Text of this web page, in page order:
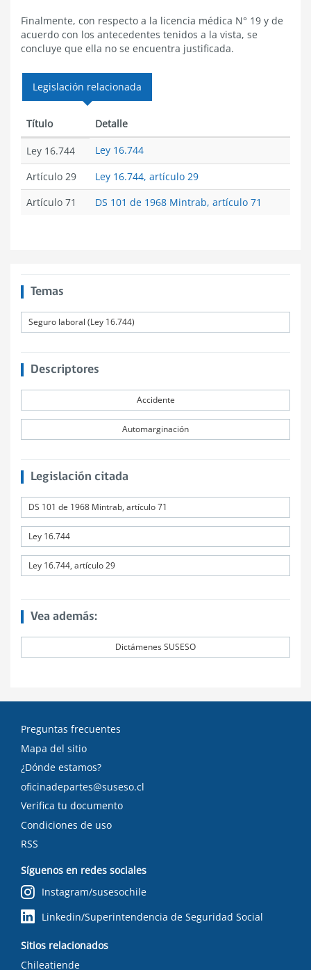
Finalmente, con respecto a la licencia médica N° 19 y de
acuerdo con los antecedentes tenidos a la vista, se
concluye que ella no se encuentra justificada.
Legislación relacionada
Título Detalle
Ley 16.744
Ley 16.744
Artículo 29
Ley 16.744, artículo 29
Artículo 71
DS 101 de 1968 Mintrab, artículo 71
Temas
Seguro laboral (Ley 16.744)
Descriptores
Accidente
Automarginación
Legislación citada
DS 101 de 1968 Mintrab, artículo 71
Ley 16.744
Ley 16.744, artículo 29
Vea además:
Dictámenes SUSESO
Preguntas frecuentes
Mapa del sitio
¿Dónde estamos?
oficinadepartes@suseso.cl
Verifica tu documento
Condiciones de uso
RSS
Síguenos en redes sociales
Instagram/susesochile
Linkedin/Superintendencia de Seguridad Social
Sitios relacionados
Chileatiende